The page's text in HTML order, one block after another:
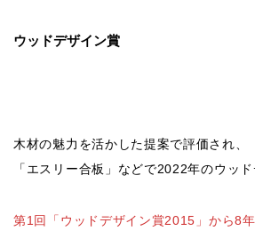
ウッドデザイン賞
木材の魅力を活かした提案で評価され、
「エスリー合板」などで2022年のウッド
第1回「ウッドデザイン賞2015」から8年